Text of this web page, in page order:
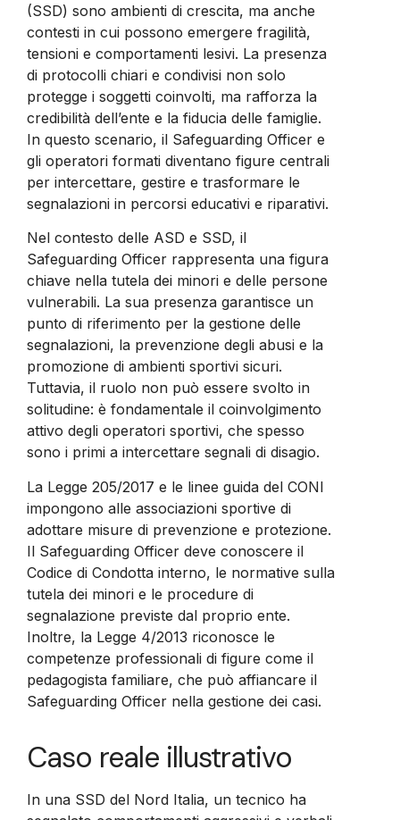
(SSD) sono ambienti di crescita, ma anche
contesti in cui possono emergere fragilità,
tensioni e comportamenti lesivi. La presenza
di protocolli chiari e condivisi non solo
protegge i soggetti coinvolti, ma rafforza la
credibilità dell’ente e la fiducia delle famiglie.
In questo scenario, il Safeguarding Officer e
gli operatori formati diventano figure centrali
per intercettare, gestire e trasformare le
segnalazioni in percorsi educativi e riparativi.
Nel contesto delle ASD e SSD, il
Safeguarding Officer rappresenta una figura
chiave nella tutela dei minori e delle persone
vulnerabili. La sua presenza garantisce un
punto di riferimento per la gestione delle
segnalazioni, la prevenzione degli abusi e la
promozione di ambienti sportivi sicuri.
Tuttavia, il ruolo non può essere svolto in
solitudine: è fondamentale il coinvolgimento
attivo degli operatori sportivi, che spesso
sono i primi a intercettare segnali di disagio.
La Legge 205/2017 e le linee guida del CONI
impongono alle associazioni sportive di
adottare misure di prevenzione e protezione.
Il Safeguarding Officer deve conoscere il
Codice di Condotta interno, le normative sulla
tutela dei minori e le procedure di
segnalazione previste dal proprio ente.
Inoltre, la Legge 4/2013 riconosce le
competenze professionali di figure come il
pedagogista familiare, che può affiancare il
Safeguarding Officer nella gestione dei casi.
Caso reale illustrativo
In una SSD del Nord Italia, un tecnico ha